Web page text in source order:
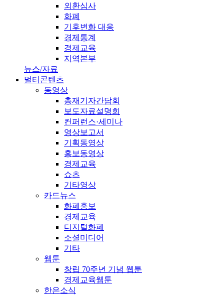
외환심사
화폐
기후변화 대응
경제통계
경제교육
지역본부
뉴스/자료
멀티콘텐츠
동영상
총재기자간담회
보도자료설명회
컨퍼런스·세미나
영상보고서
기획동영상
홍보동영상
경제교육
쇼츠
기타영상
카드뉴스
화폐홍보
경제교육
디지털화폐
소셜미디어
기타
웹툰
창립 70주년 기념 웹툰
경제교육웹툰
한은소식